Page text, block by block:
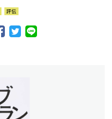
評伝